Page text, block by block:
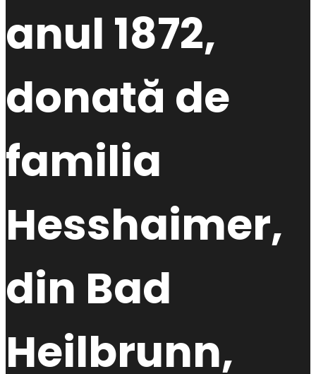
anul 1872,
donată de
familia
Hesshaimer,
din Bad
Heilbrunn,